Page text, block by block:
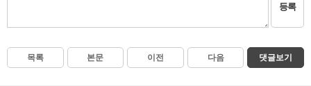
등록
목록 본문 이전 다음 댓글보기